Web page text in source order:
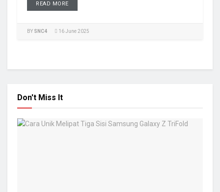
READ MORE
BY SNC4 16 June 2025
Don't Miss It